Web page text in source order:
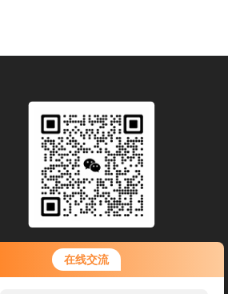
在线交流
扫码加微信